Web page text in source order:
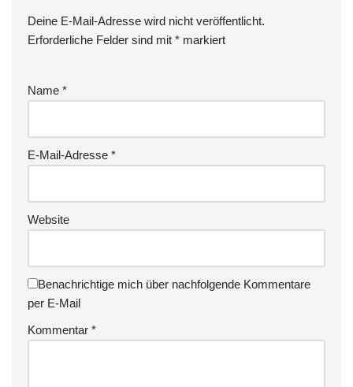
Deine E-Mail-Adresse wird nicht veröffentlicht.
Erforderliche Felder sind mit * markiert
Name *
E-Mail-Adresse *
Website
Benachrichtige mich über nachfolgende Kommentare
per E-Mail
Kommentar *